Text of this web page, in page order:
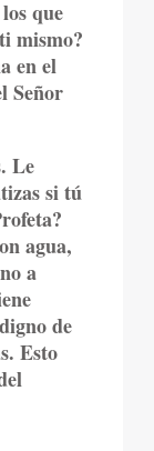
que
mismo?
en el
Señor
Le
si tú
agua,
a
de
Esto